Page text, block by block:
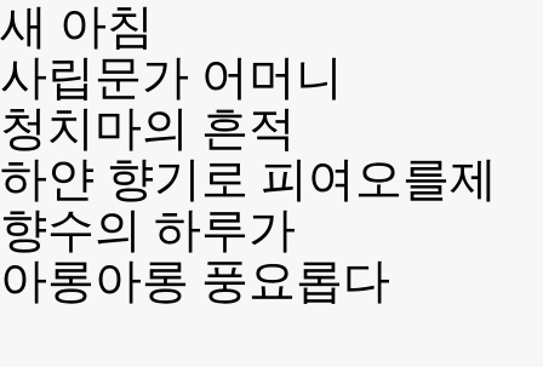
새 아침
사립문가 어머니
청치마의 흔적
하얀 향기로 피여오를제
향수의 하루가
아롱아롱 풍요롭다